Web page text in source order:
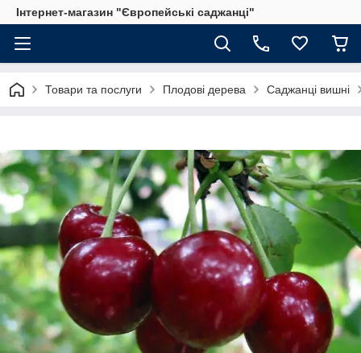
Інтернет-магазин "Європейські саджанці"
Товари та послуги Плодові дерева Саджанці вишні